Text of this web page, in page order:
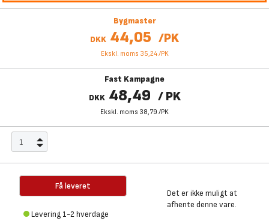
Bygmaster
DKK 44,05 /PK
Ekskl. moms 35,24/PK
Fast Kampagne
DKK 48,49 / PK
Ekskl. moms 38,79 /PK
Få leveret
Levering 1-2 hverdage
Det er ikke muligt at
afhente denne vare.